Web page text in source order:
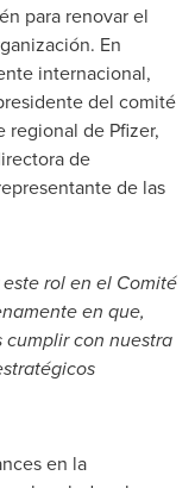
para renovar el
En
internacional,
del comité
de Pfizer,
de
de las
rol en el Comité
en que,
con nuestra
en la